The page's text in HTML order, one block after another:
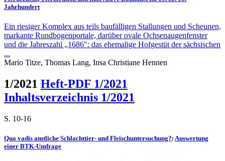
Jahrhundert
Ein riesiger Komplex aus teils baufälligen Stallungen und Scheunen,
markante Rundbogenportale, darüber ovale Ochsenaugenfenster
und die Jahreszahl „1686": das ehemalige Hofgestüt der sächsischen
...
Mario Titze, Thomas Lang, Insa Christiane Hennen
1/2021 Heft-PDF 1/2021
Inhaltsverzeichnis 1/2021
S. 10-16
Quo vadis amtliche Schlachttier- und Fleischuntersuchung?: Auswertung
einer BTK-Umfrage